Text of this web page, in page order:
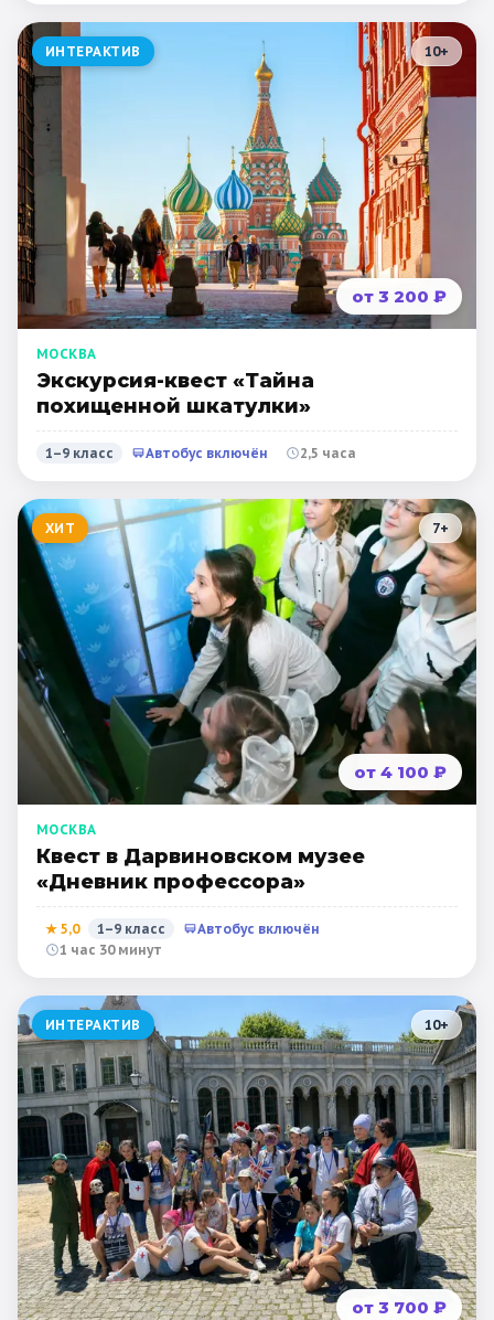
ИНТЕРАКТИВ 10+
от 3 200 ₽
МОСКВА
Экскурсия-квест «Тайна
похищенной шкатулки»
1–9 класс Автобус включён 2,5 часа
ХИТ 7+
от 4 100 ₽
МОСКВА
Квест в Дарвиновском музее
«Дневник профессора»
★ 5,0 1–9 класс
Автобус включён
1 час 30 минут
ИНТЕРАКТИВ 10+
от 3 700 ₽